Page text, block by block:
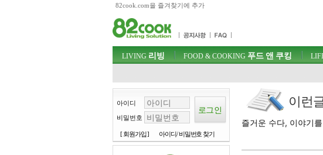
82cook.com을 즐겨찾기에 추가
주메뉴 바로가기
컨텐츠 바로가기
검색 바로가기
로그인 바로가기
주메뉴
LIVING 리빙 FOOD & COOKING 푸드 앤 쿠킹
아이디
비밀번호
[ 회원가입 ] 아이디/ 비밀번호 찾기
이런
즐거운 수다, 이야기